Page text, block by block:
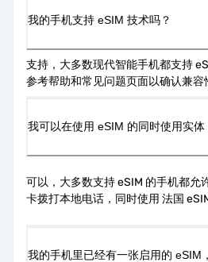
我的手机支持 eSIM 技术吗？
支持，大多数现代智能手机都支持
参考帮助和常见问题页面以确认兼
我可以在使用 eSIM 的同时使用实体
可以，大多数支持 eSIM 的手机都允
卡拨打本地电话，同时使用 法国
我的手机里已经有一张启用的 eSIM